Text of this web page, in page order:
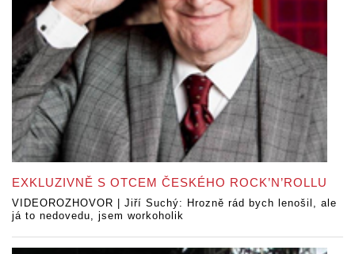
EXKLUZIVNĚ S OTCEM ČESKÉHO ROCK’N’ROLLU
VIDEOROZHOVOR | Jiří Suchý: Hrozně rád bych lenošil, ale
já to nedovedu, jsem workoholik